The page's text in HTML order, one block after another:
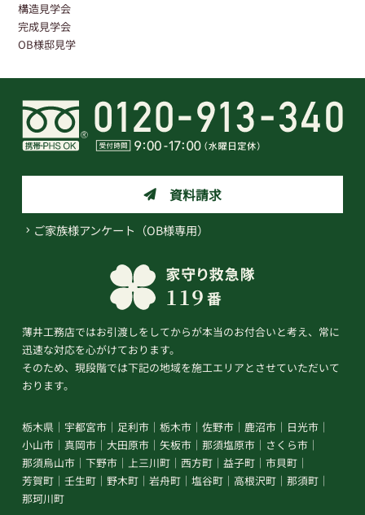
構造見学会
完成見学会
OB様邸見学
資料請求
ご家族様アンケート（OB様専用）
薄井工務店ではお引渡しをしてからが本当のお付合いと考え、常に
迅速な対応を心がけております。
そのため、現段階では下記の地域を施工エリアとさせていただいて
おります。
栃木県 宇都宮市 足利市 栃木市 佐野市 鹿沼市
日光市
小山市
真岡市 大田原市 矢板市 那須塩原市
さくら市
那須烏山市
下野市 上三川町 西方町 益子町
市貝町
芳賀町
壬生町 野木町 岩舟町 塩谷町 高根沢町
那須町
那珂川町